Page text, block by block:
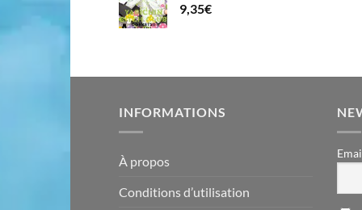
9,35€
INFORMATIONS
À propos
Conditions d’utilisation